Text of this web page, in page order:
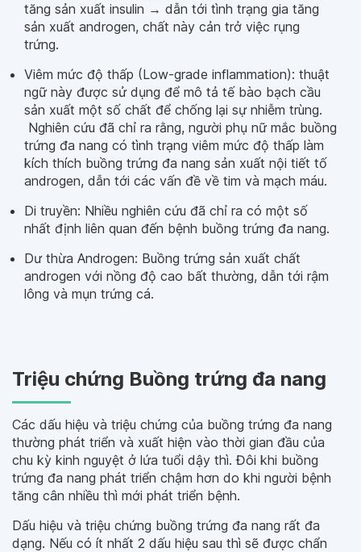
tăng sản xuất insulin → dẫn tới tình trạng gia tăng
sản xuất androgen, chất này cản trở việc rụng
trứng.
Viêm mức độ thấp (Low-grade inflammation): thuật
ngữ này được sử dụng để mô tả tế bào bạch cầu
sản xuất một số chất để chống lại sự nhiễm trùng.
Nghiên cứu đã chỉ ra rằng, người phụ nữ mắc buồng
trứng đa nang có tình trạng viêm mức độ thấp làm
kích thích buồng trứng đa nang sản xuất nội tiết tố
androgen, dẫn tới các vấn đề về tim và mạch máu.
Di truyền: Nhiều nghiên cứu đã chỉ ra có một số
nhất định liên quan đến bệnh buồng trứng đa nang.
Dư thừa Androgen: Buồng trứng sản xuất chất
androgen với nồng độ cao bất thường, dẫn tới rậm
lông và mụn trứng cá.
Triệu chứng Buồng trứng đa nang
Các dấu hiệu và triệu chứng của buồng trứng đa nang
thường phát triển và xuất hiện vào thời gian đầu của
chu kỳ kinh nguyệt ở lứa tuổi dậy thì. Đôi khi buồng
trứng đa nang phát triển chậm hơn do khi người bệnh
tăng cân nhiều thì mới phát triển bệnh.
Dấu hiệu và triệu chứng buồng trứng đa nang rất đa
dạng. Nếu có ít nhất 2 dấu hiệu sau thì sẽ được chẩn